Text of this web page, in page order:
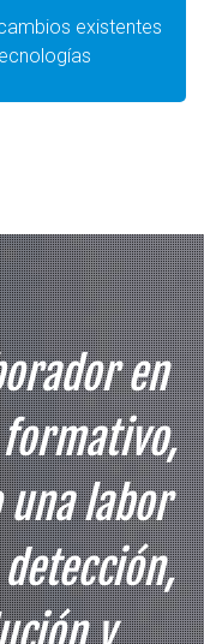
existentes
en
una labor